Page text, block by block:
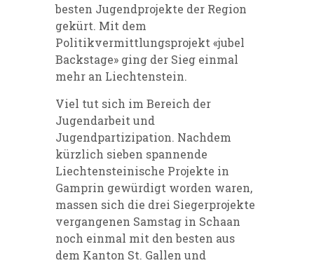
besten Jugendprojekte der Region
gekürt. Mit dem
Politikvermittlungsprojekt «jubel
Backstage» ging der Sieg einmal
mehr an Liechtenstein.
Viel tut sich im Bereich der
Jugendarbeit und
Jugendpartizipation. Nachdem
kürzlich sieben spannende
Liechtensteinische Projekte in
Gamprin gewürdigt worden waren,
massen sich die drei Siegerprojekte
vergangenen Samstag in Schaan
noch einmal mit den besten aus
dem Kanton St. Gallen und